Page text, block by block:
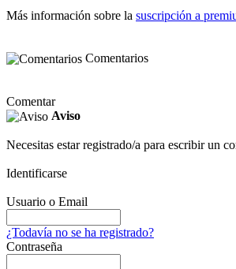
Más información sobre la suscripción a
Comentarios
Comentar
Aviso
Necesitas estar registrado/a para escribir un
Identificarse
Usuario o Email
¿Todavía no se ha registrado?
Contraseña